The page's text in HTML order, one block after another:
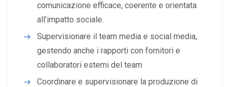
comunicazione efficace, coerente e orientata
all’impatto sociale.
Supervisionare il team media e social media,
gestendo anche i rapporti con fornitori e
collaboratori esterni del team
Coordinare e supervisionare la produzione di